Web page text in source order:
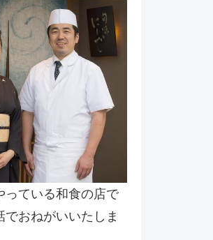
っている和食の店で
おねがいいたしま